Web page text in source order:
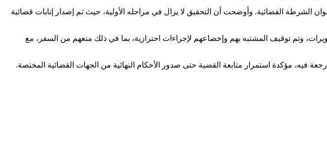
الشرطة القضائية. وأوضحت أن التحقيق لا يزال في مراحله الأولية، حيث تم إصدار إنابات قضائية
وتم توقيف المشتبه بهم وإخضاعهم لإجراءات احترازية، بما في ذلك منعهم من السفر، مع
فيه، مؤكدة استمرار متابعة القضية حتى صدور الأحكام النهائية من الجهات القضائية المختصة.